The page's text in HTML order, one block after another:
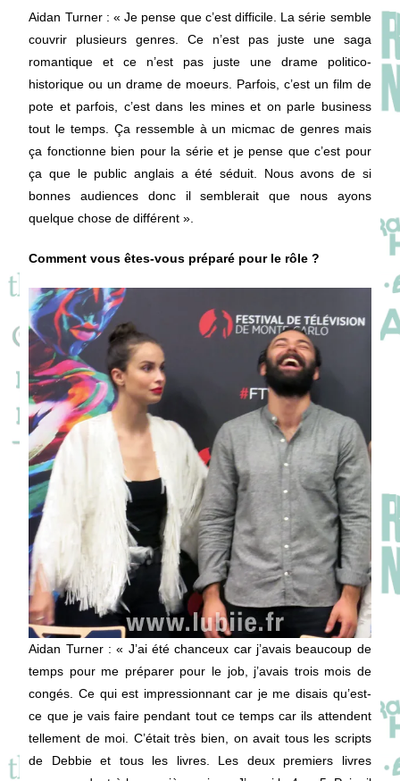
Aidan Turner: « Je pense que c’est difficile. La série semble
couvrir plusieurs genres. Ce n’est pas juste une saga
romantique et ce n’est pas juste une drame politico-
historique ou un drame de moeurs. Parfois, c’est un film de
pote et parfois, c’est dans les mines et on parle business
tout le temps. Ça ressemble à un micmac de genres mais
ça fonctionne bien pour la série et je pense que c’est pour
ça que le public anglais a été séduit. Nous avons de si
bonnes audiences donc il semblerait que nous ayons
quelque chose de différent ».
Comment vous êtes-vous préparé pour le rôle ?
Aidan Turner: « J’ai été chanceux car j’avais beaucoup de
temps pour me préparer pour le job, j’avais trois mois de
congés. Ce qui est impressionnant car je me disais qu’est-
ce que je vais faire pendant tout ce temps car ils attendent
tellement de moi. C’était très bien, on avait tous les scripts
de Debbie et tous les livres. Les deux premiers livres